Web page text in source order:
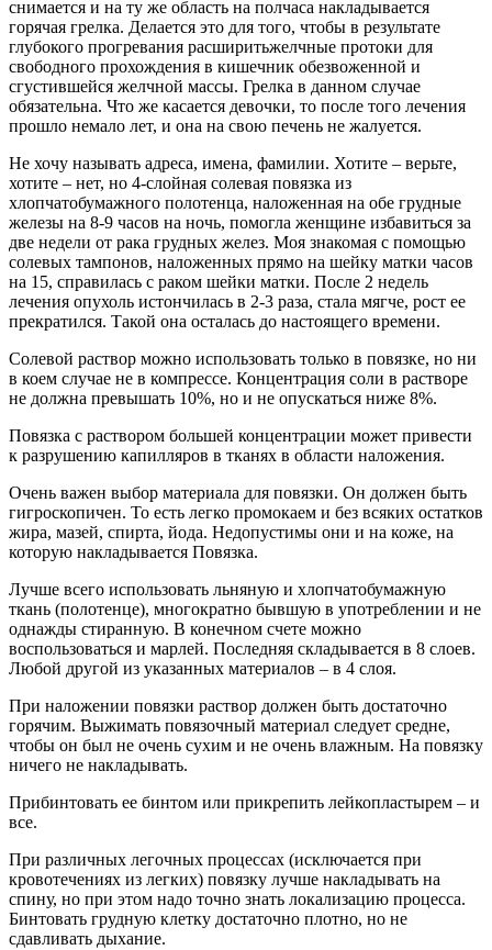
снимается и на ту же область на полчаса накладывается
горячая грелка. Делается это для того, чтобы в результате
глубокого прогревания расширитьжелчные протоки для
свободного прохождения в кишечник обезвоженной и
сгустившейся желчной массы. Грелка в данном случае
обязательна. Что же касается девочки, то после того лечения
прошло немало лет, и она на свою печень не жалуется.
Не хочу называть адреса, имена, фамилии. Хотите – верьте,
хотите – нет, но 4-слойная солевая повязка из
хлопчатобумажного полотенца, наложенная на обе грудные
железы на 8-9 часов на ночь, помогла женщине избавиться за
две недели от рака грудных желез. Моя знакомая с помощью
солевых тампонов, наложенных прямо на шейку матки часов
на 15, справилась с раком шейки матки. После 2 недель
лечения опухоль истончилась в 2-3 раза, стала мягче, рост ее
прекратился. Такой она осталась до настоящего времени.
Солевой раствор можно использовать только в повязке, но ни
в коем случае не в компрессе. Концентрация соли в растворе
не должна превышать 10%, но и не опускаться ниже 8%.
Повязка с раствором большей концентрации может привести
к разрушению капилляров в тканях в области наложения.
Очень важен выбор материала для повязки. Он должен быть
гигроскопичен. То есть легко промокаем и без всяких остатков
жира, мазей, спирта, йода. Недопустимы они и на коже, на
которую накладывается Повязка.
Лучше всего использовать льняную и хлопчатобумажную
ткань (полотенце), многократно бывшую в употреблении и не
однажды стиранную. В конечном счете можно
воспользоваться и марлей. Последняя складывается в 8 слоев.
Любой другой из указанных материалов – в 4 слоя.
При наложении повязки раствор должен быть достаточно
горячим. Выжимать повязочный материал следует средне,
чтобы он был не очень сухим и не очень влажным. На повязку
ничего не накладывать.
Прибинтовать ее бинтом или прикрепить лейкопластырем – и
все.
При различных легочных процессах (исключается при
кровотечениях из легких) повязку лучше накладывать на
спину, но при этом надо точно знать локализацию процесса.
Бинтовать грудную клетку достаточно плотно, но не
сдавливать дыхание.